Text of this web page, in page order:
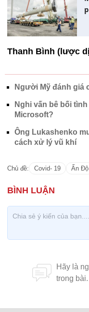
Thanh Bình (lược
Người Mỹ đánh giá
Nghi vấn bê bối
Microsoft?
Ông Lukashenko
cách xử lý vũ khí
Chủ đề: Covid- 19 Ấn Độ